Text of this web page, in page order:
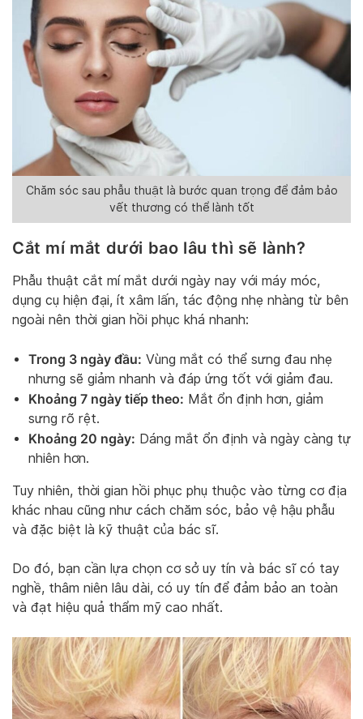
Chăm sóc sau phẫu thuật là bước quan trọng để đảm bảo
vết thương có thể lành tốt
Cắt mí mắt dưới bao lâu thì sẽ lành?
Phẫu thuật cắt mí mắt dưới ngày nay với máy móc,
dụng cụ hiện đại, ít xâm lấn, tác động nhẹ nhàng từ bên
ngoài nên thời gian hồi phục khá nhanh:
Trong 3 ngày đầu: Vùng mắt có thể sưng đau nhẹ
nhưng sẽ giảm nhanh và đáp ứng tốt với giảm đau.
Khoảng 7 ngày tiếp theo: Mắt ổn định hơn, giảm
sưng rõ rệt.
Khoảng 20 ngày: Dáng mắt ổn định và ngày càng tự
nhiên hơn.
Tuy nhiên, thời gian hồi phục phụ thuộc vào từng cơ địa
khác nhau cũng như cách chăm sóc, bảo vệ hậu phẫu
và đặc biệt là kỹ thuật của bác sĩ.
Do đó, bạn cần lựa chọn cơ sở uy tín và bác sĩ có tay
nghề, thâm niên lâu dài, có uy tín để đảm bảo an toàn
và đạt hiệu quả thẩm mỹ cao nhất.